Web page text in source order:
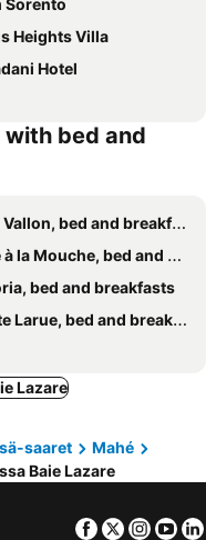
Sorento
Heights Villa
Hotel
bed and
bed and breakfasts
Mouche, bed and breakfasts
bed and breakfasts
Larue, bed and breakfasts
Lazare
saaret
Mahé
Baie Lazare
Facebook
Twitter